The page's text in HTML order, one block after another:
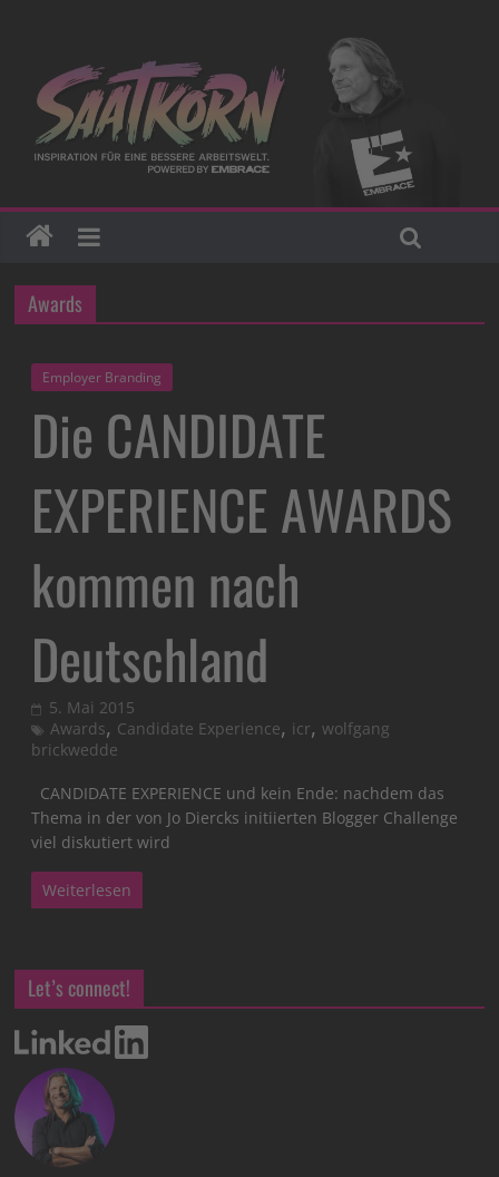
Awards
Employer Branding
Die CANDIDATE
EXPERIENCE AWARDS
kommen nach
Deutschland
5. Mai 2015
Awards, Candidate Experience, icr,wolfgang
brickwedde
CANDIDATE EXPERIENCE und kein Ende: nachdem das
Thema in der von Jo Diercks initiierten Blogger Challenge
viel diskutiert wird
Weiterlesen
Let’s connect!